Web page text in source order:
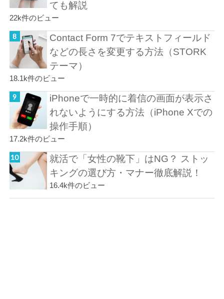
ても解説
22k件のビュー
Contact Form 7でテキストフィールド
などの長さを変更する方法（STORK
テーマ）
18.1k件のビュー
iPhoneで一時的に着信の画面が表示さ
れないようにする方法（iPhone Xでの
操作手順）
17.2k件のビュー
就活で「女性の靴下」はNG？ ストッ
キングの選び方・マナー徹底解説！
16.4k件のビュー